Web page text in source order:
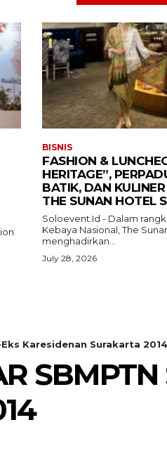
BISNIS
FASHION &
HERITAGE”,
BATIK, DAN
THE SUNAN HOTEL
Soloevent.Id - Dalam
Kebaya Nasional, The
menghadirkan...
July 28, 2026